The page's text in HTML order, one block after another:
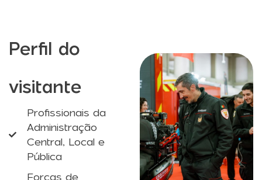
Perfil do
visitante
Profissionais da
Administração
Central, Local e
Pública
Forças de